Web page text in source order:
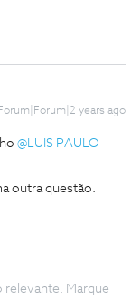
Forum|Forum|2 years ago
@LUIS PAULO
outra questão.
relevante. Marque